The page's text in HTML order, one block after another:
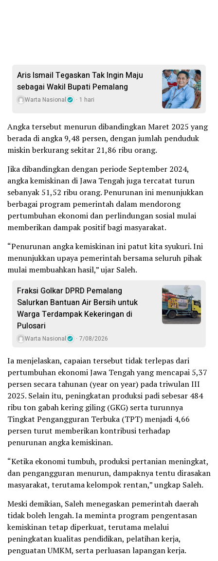
Aris Ismail Tegaskan Tak Ingin Maju
sebagai Wakil Bupati Pemalang
Warta Nasional 1 hari
Angka tersebut menurun dibandingkan Maret 2025 yang
berada di angka 9,48 persen, dengan jumlah penduduk
miskin berkurang sekitar 21,86 ribu orang.
Jika dibandingkan dengan periode September 2024,
angka kemiskinan di Jawa Tengah juga tercatat turun
sebanyak 51,52 ribu orang. Penurunan ini menunjukkan
berbagai program pemerintah dalam mendorong
pertumbuhan ekonomi dan perlindungan sosial mulai
memberikan dampak positif bagi masyarakat.
“Penurunan angka kemiskinan ini patut kita syukuri. Ini
menunjukkan upaya pemerintah bersama seluruh pihak
mulai membuahkan hasil,” ujar Saleh.
Fraksi Golkar DPRD Pemalang
Salurkan Bantuan Air Bersih untuk
Warga Terdampak Kekeringan di
Pulosari
Warta Nasional 7/08/2026
Ia menjelaskan, capaian tersebut tidak terlepas dari
pertumbuhan ekonomi Jawa Tengah yang mencapai 5,37
persen secara tahunan (year on year) pada triwulan III
2025. Selain itu, peningkatan produksi padi sebesar 484
ribu ton gabah kering giling (GKG) serta turunnya
Tingkat Pengangguran Terbuka (TPT) menjadi 4,66
persen turut memberikan kontribusi terhadap
penurunan angka kemiskinan.
“Ketika ekonomi tumbuh, produksi pertanian meningkat,
dan pengangguran menurun, dampaknya tentu dirasakan
masyarakat, terutama kelompok rentan,” ungkap Saleh.
Meski demikian, Saleh menegaskan pemerintah daerah
tidak boleh lengah. Ia meminta program pengentasan
kemiskinan tetap diperkuat, terutama melalui
peningkatan kualitas pendidikan, pelatihan kerja,
penguatan UMKM, serta perluasan lapangan kerja.